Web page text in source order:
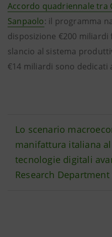
Accordo quadriennale tra
Sanpaolo: il programma
disposizione €200
slancio al sistema
€14 miliardi sono dedicati
Lo scenario
manifattura italiana
tecnologie digitali
Research